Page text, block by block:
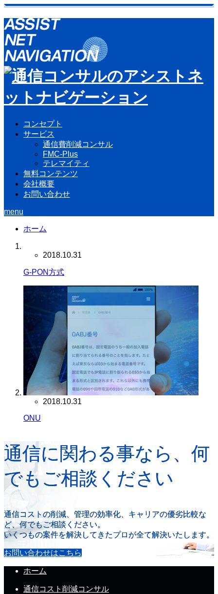
コンセプト
サービス
通信費削減コンサル
FMC-Plus
テレマイティ
無料コンテンツ
会社概要
お問い合わせ
menu
ホーム
2018.10.31
G-PON方式
2018.10.31
ONU
通信に関わる事なら、何
でもご相談ください
通信コストの削減、管理の効率化、キャリアの優劣比較な
ど、何でもご相談ください。
いくつもの案件を解決してきたプロが全て解決いたします。
お問い合わせはこちら
ホーム
通信コスト削減コンサル